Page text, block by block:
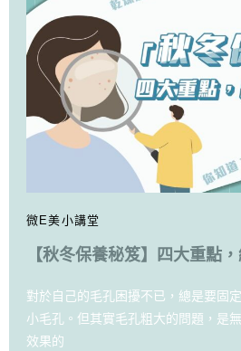
微E美小講堂
【秋冬保養秘笈】四大重點
對於自己的毛孔困擾不已，總是要固
小毛孔。但其實毛孔粗大的問題，是
效果的